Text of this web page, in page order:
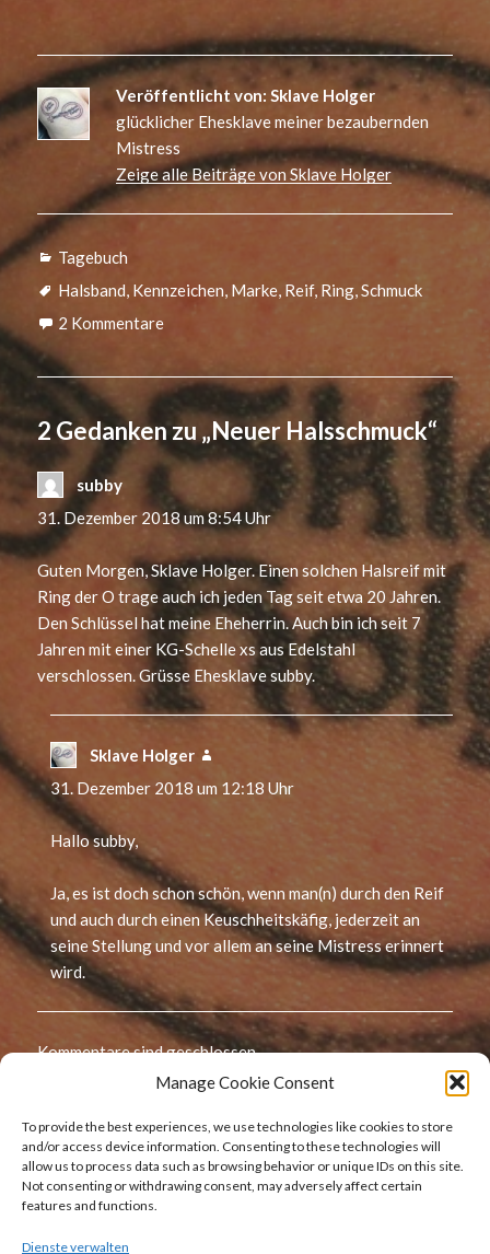
Manage Cookie Consent
To provide the best experiences, we use technologies like cookies to store
and/or access device information. Consenting to these technologies will
allow us to process data such as browsing behavior or unique IDs on this site.
Not consenting or withdrawing consent, may adversely affect certain
features and functions.
Dienste verwalten
Veröffentlicht von: Sklave Holger
glücklicher Ehesklave meiner bezaubernden
Mistress
Zeige alle Beiträge von Sklave Holger
Kategorien
Tagebuch
Schlagwörter
Halsband, Kennzeichen, Marke, Reif, Ring,Schmuck
2 Kommentare
2 Gedanken zu „Neuer Halsschmuck“
subby
31. Dezember 2018 um 8:54 Uhr
Guten Morgen, Sklave Holger. Einen solchen Halsreif mit
Ring der O trage auch ich jeden Tag seit etwa 20 Jahren.
Den Schlüssel hat meine Eheherrin. Auch bin ich seit 7
Jahren mit einer KG-Schelle xs aus Edelstahl
verschlossen. Grüsse Ehesklave subby.
Sklave Holger
31. Dezember 2018 um 12:18 Uhr
Hallo subby,
Ja, es ist doch schon schön, wenn man(n) durch den Reif
und auch durch einen Keuschheitskäfig, jederzeit an
seine Stellung und vor allem an seine Mistress erinnert
wird.
Kommentare sind geschlossen.
Beitragsnavigation
Zurück
Vorheriger
Beitrag:
Frohe Weihnachten